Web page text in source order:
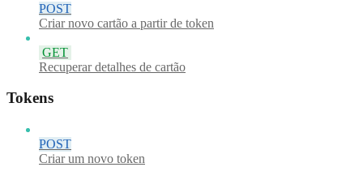
POST
Criar novo cartão a partir de token
GET
Recuperar detalhes de cartão
Tokens
POST
Criar um novo token